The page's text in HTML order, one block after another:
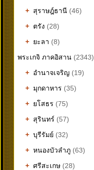
+ สุราษฎ์ธานี (46)
+ ตรัง (28)
+ ยะลา (8)
พระเกจิ ภาคอิสาน (2343)
+ อำนาจเจริญ (19)
+ มุกดาหาร (35)
+ ยโสธร (75)
+ สุรินทร์ (57)
+ บุรีรัมย์ (32)
+ หนองบัวลำภู (63)
+ ศรีสะเกษ (28)